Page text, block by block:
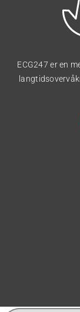
ECG247 er en